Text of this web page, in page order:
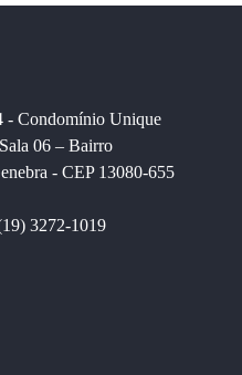
- Condomínio Unique
06 – Bairro
- CEP 13080-655
3272-1019